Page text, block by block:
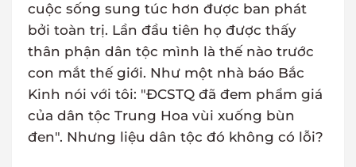
cuộc sống sung túc hơn được ban phát
bởi toàn trị. Lần đầu tiên họ được thấy
thân phận dân tộc mình là thế nào trước
con mắt thế giới. Như một nhà báo Bắc
Kinh nói với tôi: "ĐCSTQ đã đem phẩm giá
của dân tộc Trung Hoa vùi xuống bùn
đen". Nhưng liệu dân tộc đó không có lỗi?